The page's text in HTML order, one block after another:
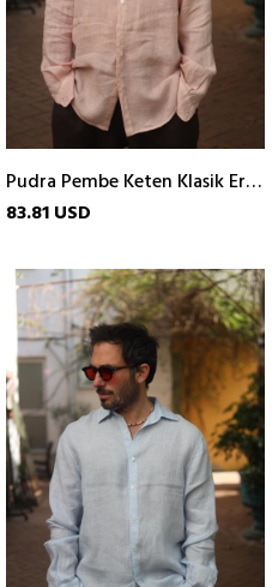
Pudra Pembe Keten Klasik Erkek Gömlek
83.81 USD